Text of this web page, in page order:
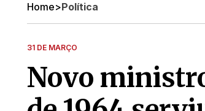
Home>Política
31 DE MARÇO
Novo